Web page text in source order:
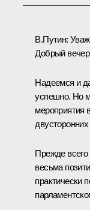
В.Путин:
Добрый
Надеемся и
успешно. Но
мероприятия
Прежде всего
весьма
практически